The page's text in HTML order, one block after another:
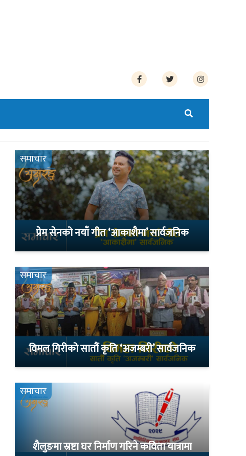
समाचार
प्रेम सेनको नयाँ गीत ‘आकाशैमा’ सार्वजनिक
समाचार
विमल गिरीको सातौं कृति ‘अजम्बरी’ सार्वजनिक
समाचार
शैलुङमा स्रष्टा घर निर्माण गरिने कविता यात्रामा